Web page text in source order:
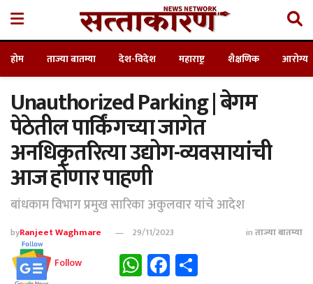
होम ताज्या बातम्या देश-विदेश महाराष्ट्र शैक्षणिक आरोग्य
Unauthorized Parking | बेगम
पेठेतील पार्किंगच्या जागेत
अनधिकृतरित्या उद्योग-व्यवसायांची
आज होणार पाहणी
बांधकाम विभाग प्रमुख सारिका अकुलवार यांचे आदेश
byRanjeet Waghmare 29/11/2023 inताज्या बातम्या
Follow WhatsApp
Facebook